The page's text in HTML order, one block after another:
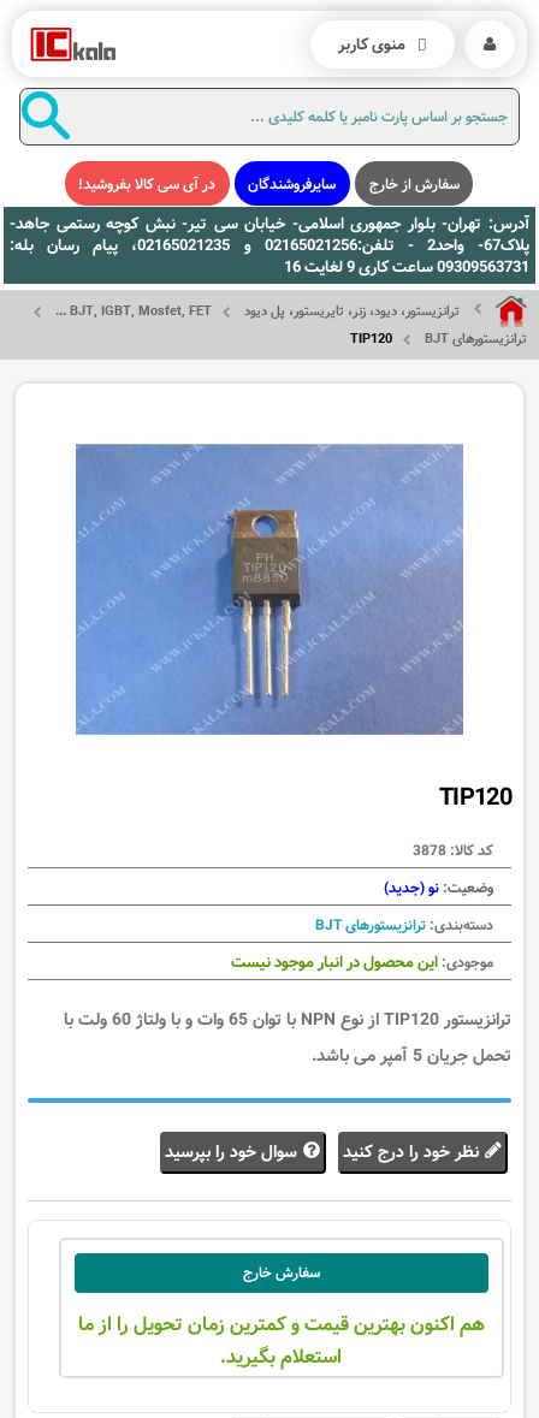
سفارش از خارج سایرفروشندگان در آی سی کالا بفروشید!
آدرس: تهران- بلوار جمهوری اسلامی- خیابان سی تیر- نبش کوچه رستمی جاهد-
پلاک67- واحد2 - تلفن:02165021256 و 02165021235، پیام رسان بله:
09309563731 ساعت کاری 9 لغایت 16
ترانزیستور، دیود، زنر، تایریستور، پل دیود
BJT, IGBT, Mosfet, FET ...
ترانزیستورهای BJT
TIP120
TIP120
کد کالا: 3878
وضعیت: نو (جدید)
دسته‌بندی: ترانزیستورهای BJT
موجودی: این محصول در انبار موجود نیست
ترانزیستور TIP120 از نوع NPN با توان 65 وات و با ولتاژ 60 ولت با
تحمل جریان 5 آمپر می باشد.
نظر خود را درج کنید سوال خود را بپرسید
سفارش خارج
هم اکنون بهترین قیمت و کمترین زمان تحویل را از ما
استعلام بگیرید.
منوی کاربر